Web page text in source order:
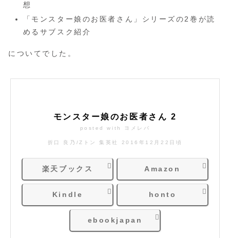
想
「モンスター娘のお医者さん」シリーズの2巻が読
めるサブスク紹介
についてでした。
モンスター娘のお医者さん 2
posted with ヨメレバ
折口 良乃/Zトン 集英社 2016年12月22日頃
楽天ブックス Amazon
Kindle honto
ebookjapan